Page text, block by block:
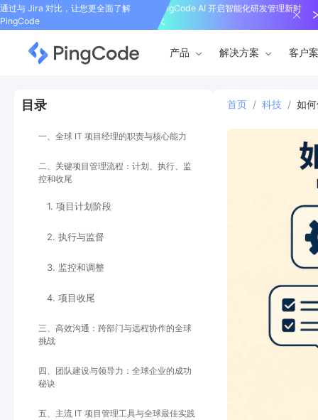
通过与 Jira 对比，让您更全面了解
PingCode
PingCode AI 开启智能化研发管理新时
代
产品 解决方案 客户
目录
一、全球 IT 项目经理的职责与核心能力
二、关键项目管理流程：计划、执行、监
控和收尾
1. 项目计划阶段
2. 执行与监督
3. 监控和调整
4. 项目收尾
三、高效沟通：跨部门与远程协作的全球
挑战
四、团队建设与领导力：全球企业的成功
秘诀
五、主流 IT 项目管理工具与全球最佳实践
首页 / 科技 / 如